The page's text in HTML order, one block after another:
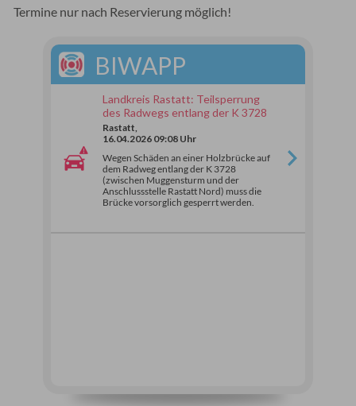
Termine nur nach Reservierung möglich!
BIWAPP
Landkreis Rastatt: Teilsperrung
des Radwegs entlang der K 3728
Rastatt,
16.04.2026 09:08 Uhr
Wegen Schäden an einer Holzbrücke auf
dem Radweg entlang der K 3728
(zwischen Muggensturm und der
Anschlussstelle Rastatt Nord) muss die
Brücke vorsorglich gesperrt werden.